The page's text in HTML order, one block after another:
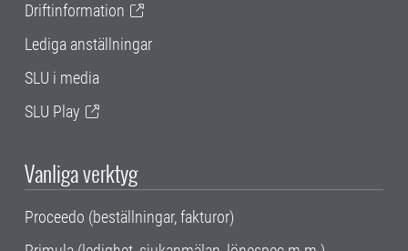
Driftinformation
Lediga anställningar
SLU i media
SLU Play
Vanliga verktyg
Proceedo (beställningar, fakturor)